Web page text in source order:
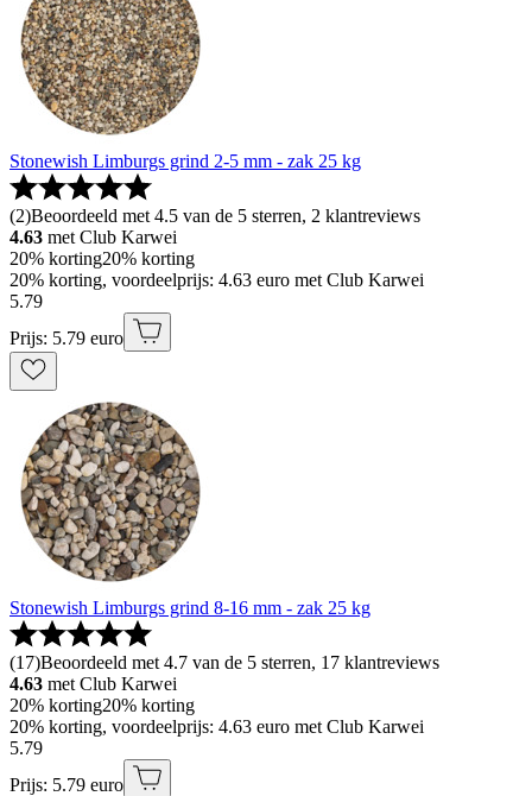
Stonewish Limburgs grind 2-5 mm - zak 25 kg
(2)Beoordeeld met 4.5 van de 5 sterren, 2 klantreviews
4.63 met Club Karwei
20% korting20% korting
20% korting, voordeelprijs: 4.63 euro met Club Karwei
5.79
Prijs: 5.79 euro
Stonewish Limburgs grind 8-16 mm - zak 25 kg
(17)Beoordeeld met 4.7 van de 5 sterren, 17 klantreviews
4.63 met Club Karwei
20% korting20% korting
20% korting, voordeelprijs: 4.63 euro met Club Karwei
5.79
Prijs: 5.79 euro